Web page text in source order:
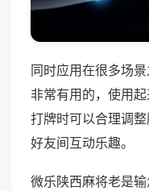
同时应用在很多场
非常有用的，使用
打牌时可以合理调
好友间互动乐趣。
微乐陕西麻将老是